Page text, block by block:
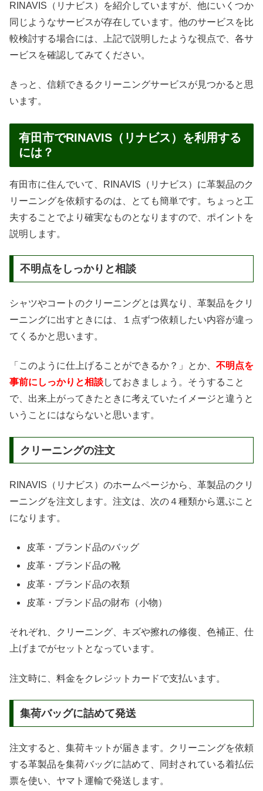
RINAVIS（リナビス）を紹介していますが、他にいくつか
同じようなサービスが存在しています。他のサービスを比
較検討する場合には、上記で説明したような視点で、各サ
ービスを確認してみてください。
きっと、信頼できるクリーニングサービスが見つかると思
います。
有田市でRINAVIS（リナビス）を利用する
には？
有田市に住んでいて、RINAVIS（リナビス）に革製品のク
リーニングを依頼するのは、とても簡単です。ちょっと工
夫することでより確実なものとなりますので、ポイントを
説明します。
不明点をしっかりと相談
シャツやコートのクリーニングとは異なり、革製品をクリ
ーニングに出すときには、１点ずつ依頼したい内容が違っ
てくるかと思います。
「このように仕上げることができるか？」とか、 不明点を
事前にしっかりと相談しておきましょう。そうすること
で、出来上がってきたときに考えていたイメージと違うと
いうことにはならないと思います。
クリーニングの注文
RINAVIS（リナビス）のホームページから、革製品のクリ
ーニングを注文します。注文は、次の４種類から選ぶこと
になります。
皮革・ブランド品のバッグ
皮革・ブランド品の靴
皮革・ブランド品の衣類
皮革・ブランド品の財布（小物）
それぞれ、クリーニング、キズや擦れの修復、色補正、仕
上げまでがセットとなっています。
注文時に、料金をクレジットカードで支払います。
集荷バッグに詰めて発送
注文すると、集荷キットが届きます。クリーニングを依頼
する革製品を集荷バッグに詰めて、同封されている着払伝
票を使い、ヤマト運輸で発送します。